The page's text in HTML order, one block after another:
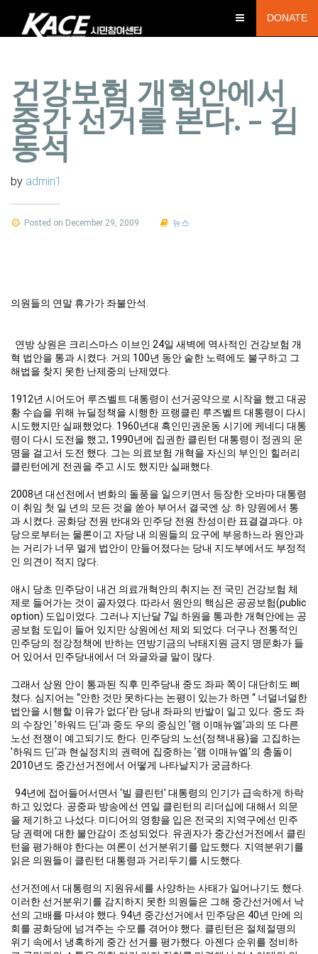
DONATE
건강보험 개혁안에서
중간 선거를 본다. – 김
동석
by admin1
Posted on December 29, 2009 뉴스
의원들의 연말 휴가가 좌불안석.
연방 상원은 크리스마스 이브인 24일 새벽에 역사적인 건강보험 개
혁 법안을 통과 시켰다. 거의 100년 동안 숱한 노력에도 불구하고 그
해법을 찾지 못한 난제중의 난제였다.
1912년 시어도어 루즈벨트 대통령이 선거공약으로 시작을 했고 대공
황 수습을 위해 뉴딜정책을 시행한 프랭클린 루즈벨트 대통령이 다시
시도했지만 실패했었다. 1960년대 흑인민권운동 시기에 케네디 대통
령이 다시 도전을 했고, 1990년에 집권한 클린턴 대통령이 정권의 운
명을 걸고서 도전 했다. 그는 의료보험 개혁을 자신의 부인인 힐러리
클린턴에게 전권을 주고 시도 했지만 실패했다.
2008년 대선전에서 변화의 돌풍을 일으키면서 등장한 오바마 대통령
이 취임 첫 일 년의 모든 것을 쏟아 부어서 결국엔 상. 하 양원에서 통
과 시켰다. 공화당 전원 반대와 민주당 전원 찬성이란 표결결과다. 야
당으로부터는 물론이고 자당 내 의원들의 요구에 부응하느라 원안과
는 거리가 너무 멀게 법안이 만들어졌다는 당내 지도부에서도 부정적
인 의견이 적지 않다.
애시 당초 민주당이 내건 의료개혁안의 취지는 전 국민 건강보험 체
제로 들어가는 것이 골자였다. 따라서 원안의 핵심은 공공보험(public
option) 도입이었다. 그러나 지난달 7일 하원을 통과한 개혁안에는 공
공보험 도입이 들어 있지만 상원에선 제외 되었다. 더구나 전통적인
민주당의 정강정책에 반하는 연방기금의 낙태지원 금지 명문화가 들
어 있어서 민주당내에서 더 와글와글 말이 많다.
그래서 상원 안이 통과된 직후 민주당내 중도 좌파 쪽이 대단히도 삐
쳤다. 심지어는 “안한 것만 못하다는 논평이 있는가 하면 “ 너덜너덜한
법안을 시행할 이유가 없다‘란 당내 좌파의 반발이 일고 있다. 중도 좌
의 수장인 ’하워드 딘‘과 중도 우의 중심인 ’램 이매뉴엘‘과의 또 다른
노선 전쟁이 예고되기도 한다. 민주당의 노선(정책내용)을 고집하는
’하워드 딘‘과 현실정치의 권력에 집중하는 ’램 이매뉴엘‘의 충돌이
2010년도 중간선거전에서 어떻게 나타날지가 궁금하다.
94년에 접어들어서면서 ‘빌 클린턴’ 대통령의 인기가 급속하게 하락
하고 있었다. 공중파 방송에선 연일 클린턴의 리더십에 대해서 의문
을 제기하고 나섰다. 미디어의 영향을 입은 전국의 지역구에선 민주
당 권력에 대한 불안감이 조성되었다. 유권자가 중간선거전에서 클린
턴을 평가해야 한다는 여론이 선거분위기를 압도했다. 지역분위기를
읽은 의원들이 클린턴 대통령과 거리두기를 시도했다.
선거전에서 대통령의 지원유세를 사양하는 사태가 일어나기도 했다.
이러한 선거분위기를 감지하지 못한 의원들은 그해 중간선거에서 낙
선의 고배를 마셔야 했다. 94년 중간선거에서 민주당은 40년 만에 의
회를 공화당에 넘겨주는 수모를 겪어야 했다. 클린턴은 절체절명의
위기 속에서 냉혹하게 중간 선거를 평가했다. 아젠다 순위를 정비하